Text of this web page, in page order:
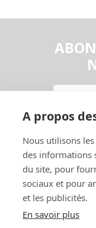
En
A propos
Nous utilisons
des informations
du site, pour
sociaux et pour
et les publicités.
En savoir plus